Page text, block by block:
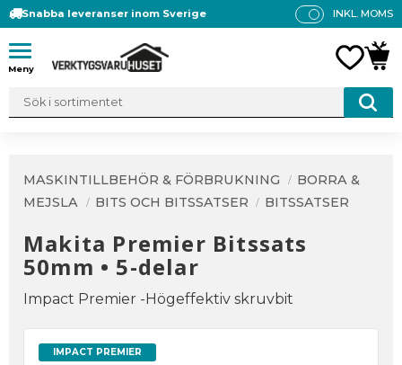
Meny
Snabba leveranser inom Sverige
P
A
S
INKL. MOMS
MASKINTILLBEHÖR & FÖRBRUKNING
BORRA &
MEJSLA
BITS OCH BITSSATSER BITSSATSER
Makita Premier Bitssats
50mm • 5-delar
Impact Premier -Högeffektiv skruvbit
IMPACT PREMIER